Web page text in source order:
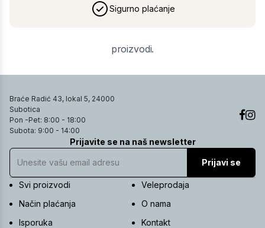
Sigurno plaćanje
proizvodi.
Braće Radić 43, lokal 5, 24000
Subotica
Pon -Pet: 8:00 - 18:00
Subota: 9:00 - 14:00
Prijavite se na naš newsletter
Prijavi se
Svi proizvodi
Veleprodaja
Način plaćanja
O nama
Isporuka
Kontakt